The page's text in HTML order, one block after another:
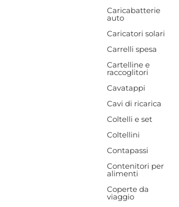
Caricabatterie
auto
Caricatori solari
Carrelli spesa
Cartelline e
raccoglitori
Cavatappi
Cavi di ricarica
Coltelli e set
Coltellini
Contapassi
Contenitori per
alimenti
Coperte da
viaggio